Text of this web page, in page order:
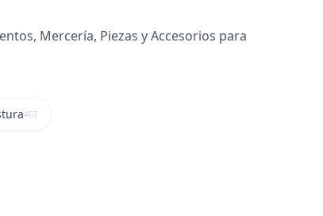
Mercería, Piezas y Accesorios para
467